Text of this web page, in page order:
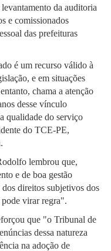
da auditoria
e comissionados
das prefeituras
é um recurso válido à
e em situações
chama a atenção
desse vínculo
qualidade do serviço
do TCE-PE,
lembrou que,
e de boa gestão
direitos subjetivos dos
virar regra".
que "o Tribunal de
dessa natureza
na adoção de